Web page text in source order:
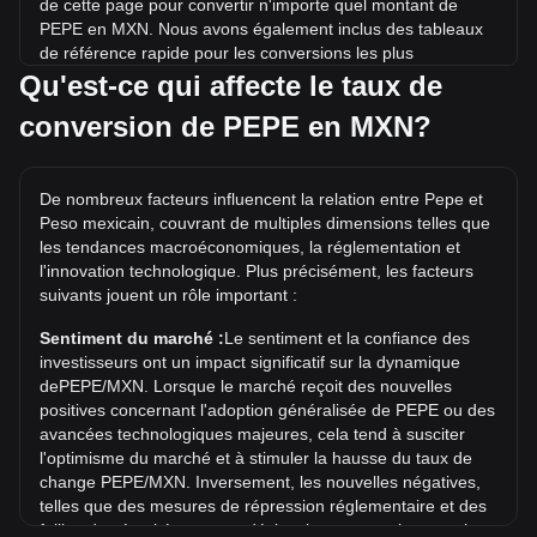
de cette page pour convertir n'importe quel montant de
PEPE en MXN. Nous avons également inclus des tableaux
de référence rapide pour les conversions les plus
populaires. Par exemple, 5 MXN équivalent à 103,378.84
PEPE, tandis que 5 PEPE coûtent environ 0.0002418MXN.
Mex$0.0004861. Il reste à voir si la valeur de 1 PEPE/MXN
dépassera le record historique actuel.
Quelle est la tendance des prix de en MXN ?
Au cours des 7 derniers jours, le taux de change de Pepe
(PEPE) a augmenté de 1.42%. Au cours du mois dernier, le
taux de change de Pepe (PEPE) a augmenté de 5.16% par
rapport à Peso mexicain (MXN).
Qu'est-ce qui affecte le taux de
conversion de PEPE en MXN?
De nombreux facteurs influencent la relation entre Pepe et
Peso mexicain, couvrant de multiples dimensions telles que
les tendances macroéconomiques, la réglementation et
l'innovation technologique. Plus précisément, les facteurs
suivants jouent un rôle important :
Sentiment du marché :Le sentiment et la confiance des
investisseurs ont un impact significatif sur la dynamique
dePEPE/MXN. Lorsque le marché reçoit des nouvelles
positives concernant l'adoption généralisée de PEPE ou des
avancées technologiques majeures, cela tend à susciter
l'optimisme du marché et à stimuler la hausse du taux de
change PEPE/MXN. Inversement, les nouvelles négatives,
telles que des mesures de répression réglementaire et des
failles de sécurité, peuvent déclencher une panique sur le